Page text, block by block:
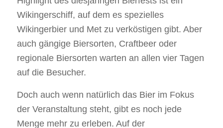
Wikingerschiff, auf dem es spezielles
Wikingerbier und Met zu verköstigen gibt. Aber
auch gängige Biersorten, Craftbeer oder
regionale Biersorten warten an allen vier Tagen
auf die Besucher.
Doch auch wenn natürlich das Bier im Fokus
der Veranstaltung steht, gibt es noch jede
Menge mehr zu erleben. Auf der